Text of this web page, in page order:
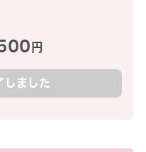
円
しました